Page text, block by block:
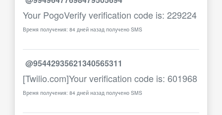
Your PogoVerify verification code is: 229224
Время получения: 84 дней назад получено SMS
@95442935621340565311
[Twilio.com]Your verification code is: 601968
Время получения: 84 дней назад получено SMS